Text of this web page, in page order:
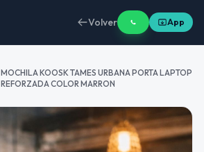
Volver App
MOCHILA KOOSK TAMES URBANA PORTA LAPTOP
REFORZADA COLOR MARRON